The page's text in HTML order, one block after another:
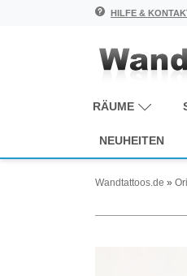
HILFE &
RÄUME
NEUHEITEN
Wandtattoos.de »